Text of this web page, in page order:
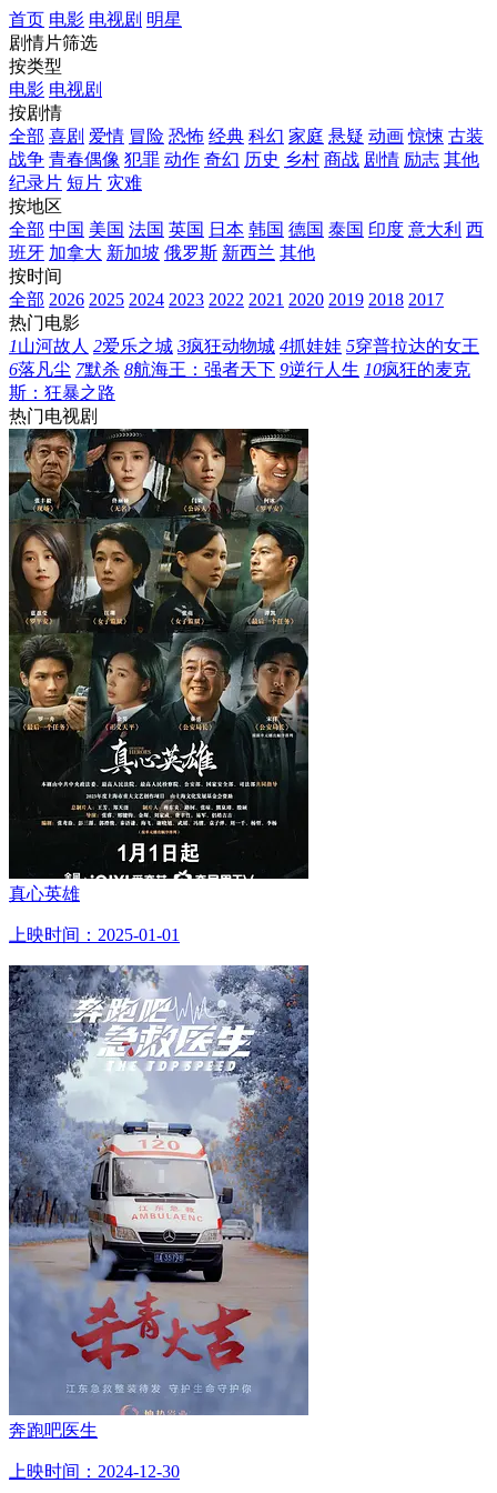
首页 电影 电视剧 明星
剧情片筛选
按类型
电影 电视剧
按剧情
全部 喜剧 爱情 冒险 恐怖 经典 科幻 家庭 悬疑 动画 惊悚 古装
战争 青春偶像 犯罪 动作 奇幻 历史 乡村 商战 剧情 励志 其他
纪录片 短片 灾难
按地区
全部 中国 美国 法国 英国 日本 韩国 德国 泰国 印度 意大利 西
班牙 加拿大 新加坡 俄罗斯 新西兰 其他
按时间
全部 2026 2025 2024 2023 2022 2021 2020 2019 2018 2017
热门电影
1山河故人 2爱乐之城 3疯狂动物城 4抓娃娃 5穿普拉达的女王
6落凡尘 7默杀 8航海王：强者天下 9逆行人生 10疯狂的麦克
斯：狂暴之路
热门电视剧
真心英雄
上映时间：2025-01-01
奔跑吧医生
上映时间：2024-12-30